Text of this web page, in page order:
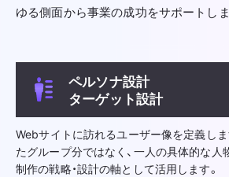
ゆる側面から事業の成功をサポートしま
ペルソナ設計
ターゲット設計
Webサイトに訪れるユーザー像を定義し
たグループ分ではなく、一人の具体的な人
制作の戦略・設計の軸として活用します。